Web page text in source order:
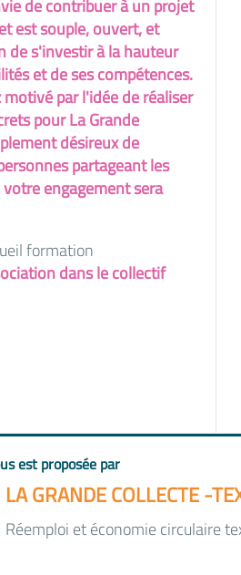
de contribuer à un projet
est souple, ouvert, et
de s'investir à la hauteur
et de ses compétences.
par l'idée de réaliser
pour La Grande
désireux de
partageant les
engagement sera
formation
dans le collectif
est proposée par
LA GRANDE COLLECTE -
Réemploi et économie circulaire